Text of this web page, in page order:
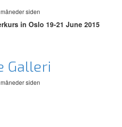
siden
in Oslo 19-21 June 2015
Galleri
siden